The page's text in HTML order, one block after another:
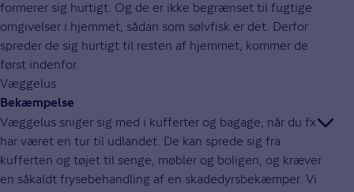
formerer sig hurtigt. Og de er ikke begrænset til fugtige
omgivelser i hjemmet, sådan som sølvfisk er det. Derfor
spreder de sig hurtigt til resten af hjemmet, kommer de
først indenfor.
Væggelus
Bekæmpelse
Væggelus sniger sig med i kufferter og bagage, når du fx
har været en tur til udlandet. De kan sprede sig fra
kufferten og tøjet til senge, møbler og boligen, og kræver
en såkaldt frysebehandling af en skadedyrsbekæmper. Vi